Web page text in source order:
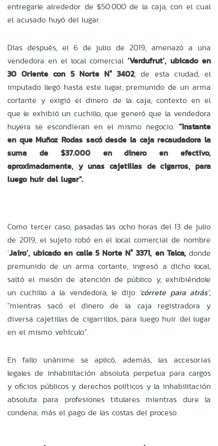
entregarle alrededor de $50.000 de la caja, con el cual
el acusado huyó del lugar.
Días después, el 6 de julio de 2019, amenazó a una
vendedora en el local comercial‘Verdufrut’, ubicado en
30 Oriente con 5 Norte N° 3402, de esta ciudad, el
imputado llegó hasta este lugar, premunido de un arma
cortante y exigió el dinero de la caja, contexto en el
que le exhibió un cuchillo, que generó que la vendedora
huyera se escondieran en el mismo negocio. "Instante
en que Muñoz Rodas sacó desde la caja recaudadora la
suma de $37.000 en dinero en efectivo,
aproximadamente, y unas cajetillas de cigarros, para
luego huir del lugar”.
Como tercer caso, pasadas las ocho horas del 13 de julio
de 2019, el sujeto robó en el local comercial de nombre
‘Jairo’, ubicado en calle 5 Norte N° 3371, en Talca,donde
premunido de un arma cortante, ingresó a dicho local,
saltó el mesón de atención de público y, exhibiéndole
un cuchillo a la vendedora, le dijo‘córrete para atrás’,
"mientras sacó el dinero de la caja registradora y
diversa cajetillas de cigarrillos, para luego huir del lugar
en el mismo vehículo”.
En fallo unánime se aplicó, además, las accesorias
legales de inhabilitación absoluta perpetua para cargos
y oficios públicos y derechos políticos y la inhabilitación
absoluta para profesiones titulares mientras dure la
condena; más el pago de las costas del proceso.